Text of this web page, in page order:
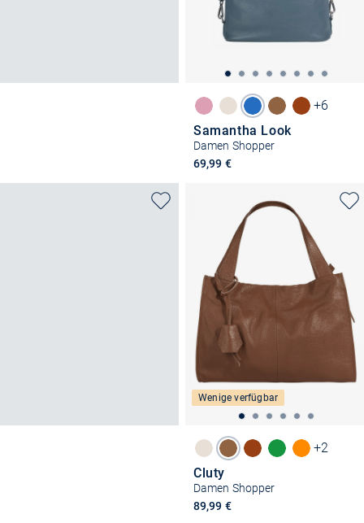
+6
Samantha Look
Damen Shopper
69,99 €
Wenige verfügbar
+2
Cluty
Damen Shopper
89,99 €